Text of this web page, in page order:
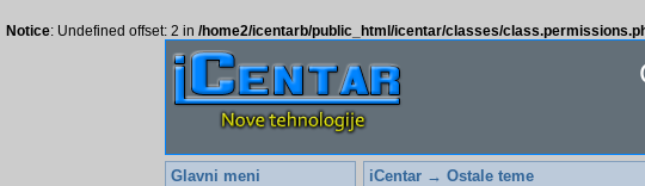
Notice: Undefined offset: 2 in /home2/icentarb/public_html/icentar/classes/
Glavni meni iCentar→ Ostale teme